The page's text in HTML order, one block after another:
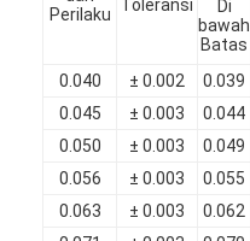
Tur Pabrik
Hubungi Kami
Perilaku
Toleransi
Di
bawah
Batas
0.040
± 0.002 0.039
0.045
± 0.003 0.044
0.050
± 0.003 0.049
0.056
± 0.003 0.055
0.063
± 0.003 0.062